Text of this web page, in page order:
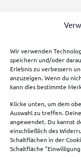
Wir verwenden
speichern und/oder
Erlebnis zu verbessern
anzuzeigen. Wenn du
kann dies bestimmte
Klicke unten, um dem
Auswahl zu treffen.
angewendet. Du kannst
einschließlich des
Schaltflächen in der
Schaltfläche
Liga Tipps